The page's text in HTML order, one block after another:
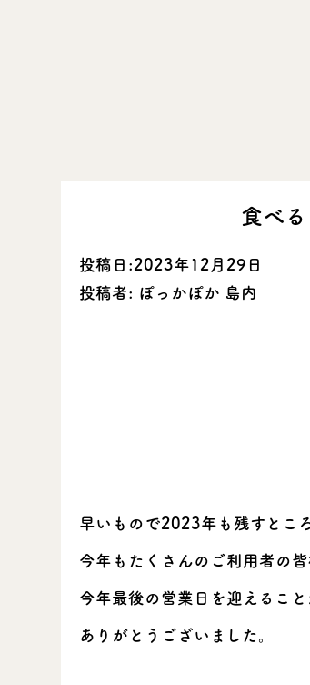
食べ
投稿日:2023年12月29日
投稿者: ぽっかぽか 島内
早いもので2023年も残すとこ
今年もたくさんのご利用者の
今年最後の営業日を迎えること
ありがとうございました。